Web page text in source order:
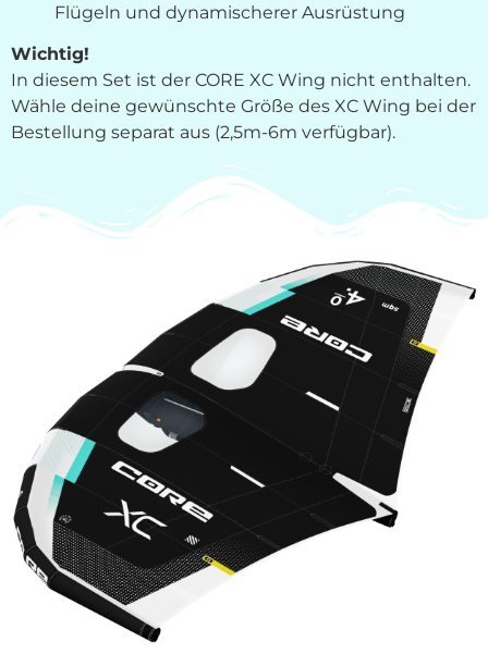
Flügeln und dynamischerer Ausrüstung
Wichtig!
In diesem Set ist der CORE XC Wing nicht enthalten.
Wähle deine gewünschte Größe des XC Wing bei der
Bestellung separat aus (2,5m-6m verfügbar).